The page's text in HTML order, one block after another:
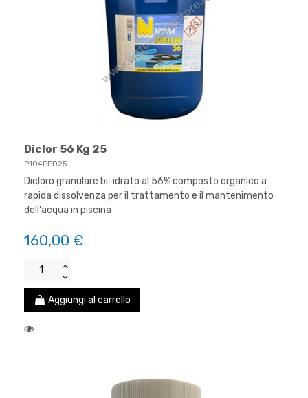
Diclor 56 Kg 25
P104PPD25
Dicloro granulare bi-idrato al 56% composto organico a
rapida dissolvenza per il trattamento e il mantenimento
dell'acqua in piscina
160,00 €
Aggiungi al carrello